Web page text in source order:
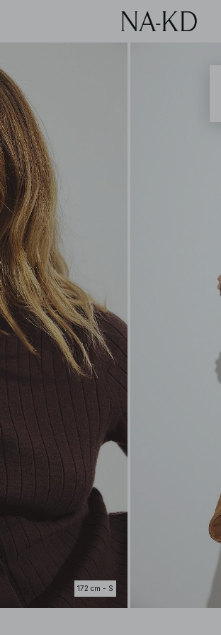
172 cm - S